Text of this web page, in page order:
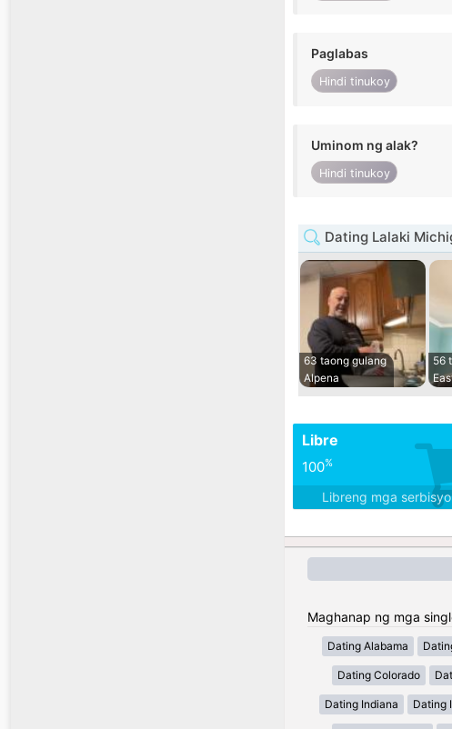
Paglabas
Hindi tinukoy
Uminom ng alak?
Hindi tinukoy
Dating Lalaki
63 taong gulang
Alpena
56
Libre
100%
Libreng mga
Maghanap ng mga
Dating Alabama
Dating Colorado
Dating Indiana Dating